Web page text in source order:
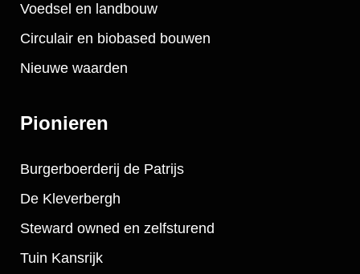
Voedsel en landbouw
Circulair en biobased bouwen
Nieuwe waarden
Pionieren
Burgerboerderij de Patrijs
De Kleverbergh
Steward owned en zelfsturend
Tuin Kansrijk